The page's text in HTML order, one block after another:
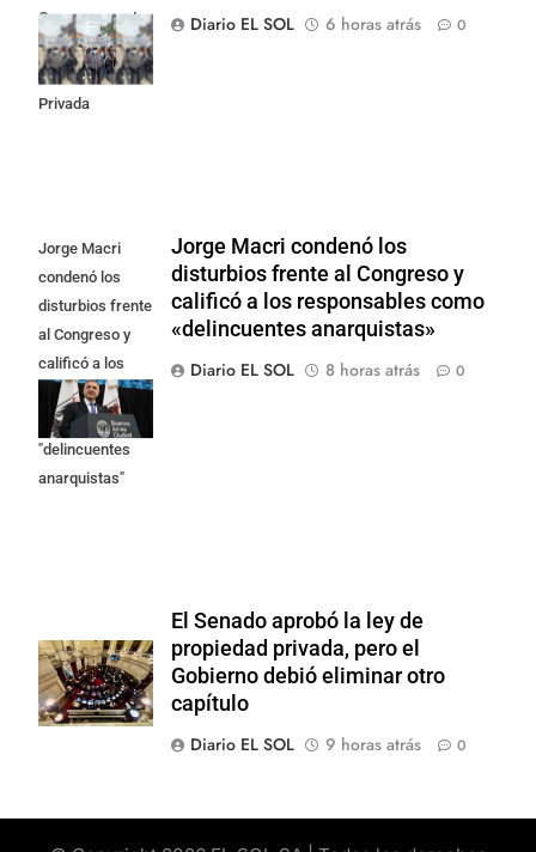
Congreso contra
la Ley de
Propiedad
Privada
Diario EL SOL
6 horas atrás 0
Jorge Macri
condenó los
disturbios frente
al Congreso y
calificó a los
responsables
como
"delincuentes
anarquistas"
Jorge Macri condenó los
disturbios frente al Congreso y
calificó a los responsables como
«delincuentes anarquistas»
Diario EL SOL
8 horas atrás 0
El Senado aprobó la ley de
propiedad privada, pero el
Gobierno debió eliminar otro
capítulo
Diario EL SOL
9 horas atrás 0